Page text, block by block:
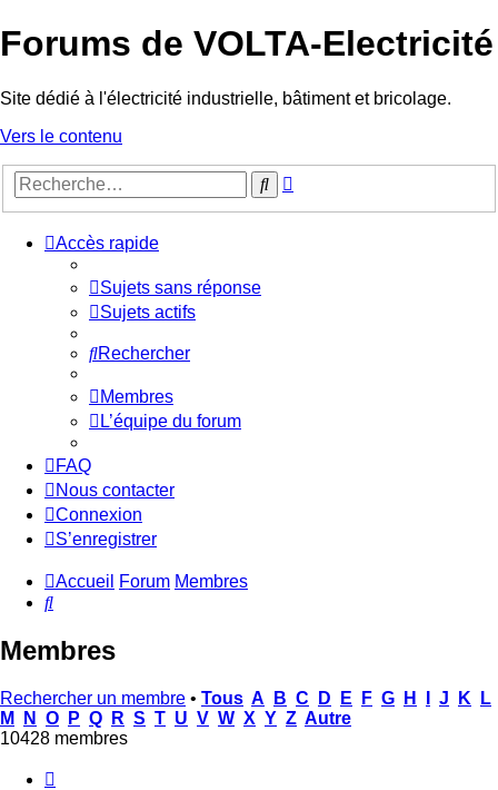
Forums de VOLTA-Electricité
Site dédié à l'électricité industrielle, bâtiment et bricolage.
Vers le contenu
Rechercher
Accès rapide
Sujets sans réponse
Sujets actifs
Rechercher
Membres
L’équipe du forum
FAQ
Nous contacter
Connexion
S’enregistrer
Accueil Forum Membres
Rechercher
Membres
Rechercher un membre • Tous A B C D E F G H J K
L
M
N O P Q R S T U V W X Y Z Autre
10428 membres